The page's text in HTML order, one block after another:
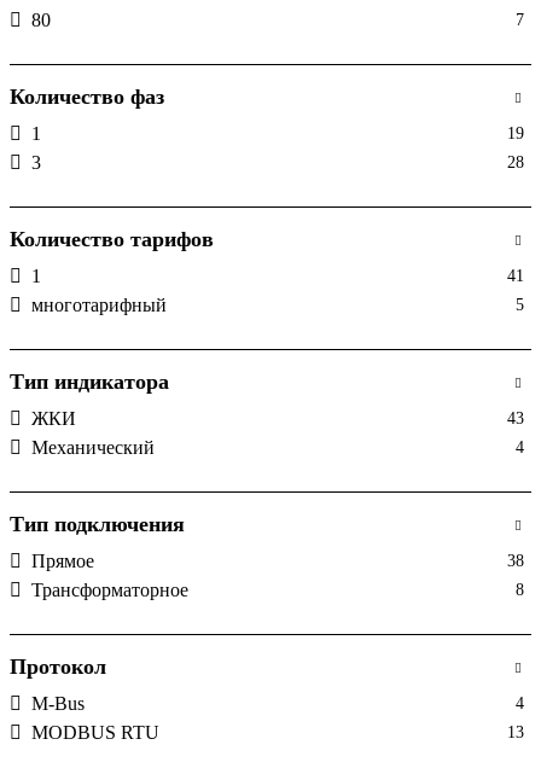
80 7
Количество фаз
1 19
3 28
Количество тарифов
1 41
многотарифный 5
Тип индикатора
ЖКИ 43
Механический 4
Тип подключения
Прямое 38
Трансформаторное 8
Протокол
M-Bus 4
MODBUS RTU 13